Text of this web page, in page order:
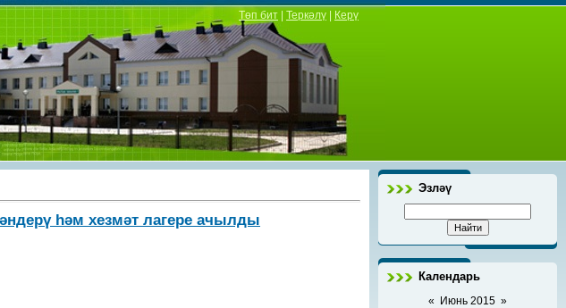
Төп бит Теркәлү Керү
һәм хезмәт лагере ачылды
Эзләү
Календарь
« Июнь 2015 »